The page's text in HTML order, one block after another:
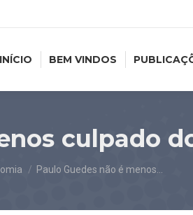
INÍCIO BEM VINDOS
culpado
Paulo Guedes não é menos…